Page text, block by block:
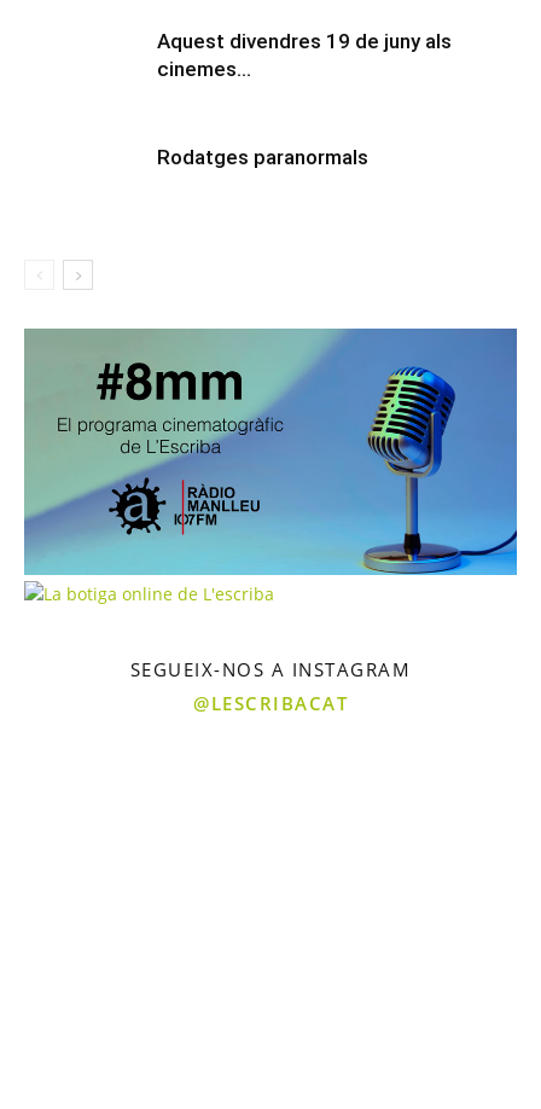
Aquest divendres 19 de juny als
cinemes…
Rodatges paranormals
SEGUEIX-NOS A INSTAGRAM
@LESCRIBACAT